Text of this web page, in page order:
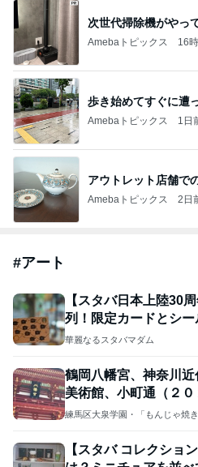
次世代掃除機がやっ
Amebaトピックス 16
歩き始めてすぐに遭
Amebaトピックス 1日
アウトレット店舗で
Amebaトピックス 2日
#アート
【スタバ日本上陸30
列！限定カードとシ
華麗なるスタバマダム
鶴岡八幡宮、神奈川
美術館、小町通（２
の２）
練馬区大泉学園・「もんじゃ焼
【スタバ コレクショ